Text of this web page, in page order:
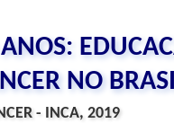
NO
- INCA, 2019